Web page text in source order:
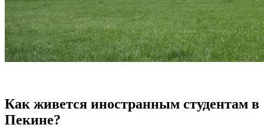
Как живется иностранным студентам в
Пекине?